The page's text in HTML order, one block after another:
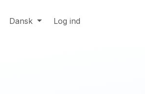
Job
Dansk Log ind